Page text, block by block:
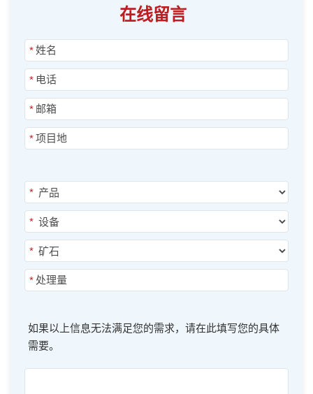
在线留言
*
*
*
*
*
*
*
*
如果以上信息无法满足您的需求，请在此填写您的具体
需要。